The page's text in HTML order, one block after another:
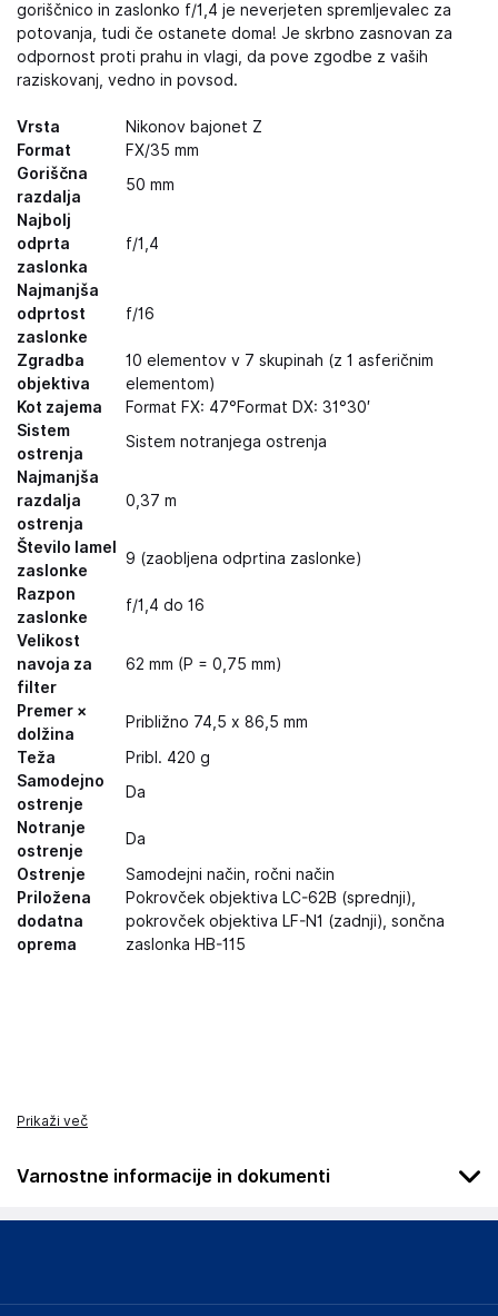
goriščnico in zaslonko f/1,4 je neverjeten spremljevalec za
potovanja, tudi če ostanete doma! Je skrbno zasnovan za
odpornost proti prahu in vlagi, da pove zgodbe z vaših
raziskovanj, vedno in povsod.
Vrsta
Nikonov bajonet Z
Format
FX/35 mm
Goriščna
razdalja
50 mm
Najbolj
odprta
zaslonka
f/1,4
Najmanjša
odprtost
zaslonke
f/16
Zgradba
objektiva
10 elementov v 7 skupinah (z 1 asferičnim
elementom)
Kot zajema
Format FX: 47°Format DX: 31°30′
Sistem
ostrenja
Sistem notranjega ostrenja
Najmanjša
razdalja
ostrenja
0,37 m
Število lamel
zaslonke
9 (zaobljena odprtina zaslonke)
Razpon
zaslonke
f/1,4 do 16
Velikost
navoja za
filter
62 mm (P = 0,75 mm)
Premer ×
dolžina
Približno 74,5 x 86,5 mm
Teža
Pribl. 420 g
Samodejno
ostrenje
Da
Notranje
ostrenje
Da
Ostrenje
Samodejni način, ročni način
Priložena
dodatna
oprema
Pokrovček objektiva LC-62B (sprednji),
pokrovček objektiva LF-N1 (zadnji), sončna
zaslonka HB-115
Prikaži več
Varnostne informacije in dokumenti
Podatki o proizvajalcu